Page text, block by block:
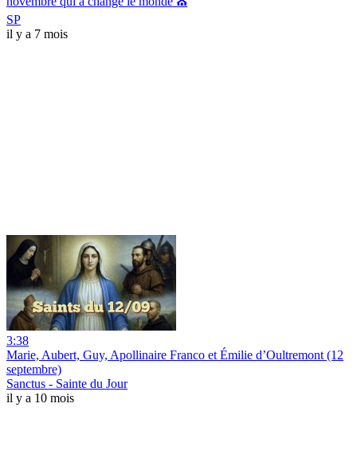
SP
il y a 7 mois
3:38
Marie, Aubert, Guy, Apollinaire Franco et Émilie d’Oultremont (12
septembre)
Sanctus - Sainte du Jour
il y a 10 mois